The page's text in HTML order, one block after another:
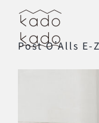
Skip
contentPost O’Alls